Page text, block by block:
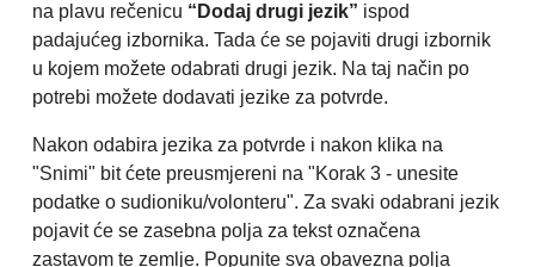
na plavu rečenicu “Dodaj drugi jezik” ispod
padajućeg izbornika. Tada će se pojaviti drugi izbornik
u kojem možete odabrati drugi jezik. Na taj način po
potrebi možete dodavati jezike za potvrde.
Nakon odabira jezika za potvrde i nakon klika na
"Snimi" bit ćete preusmjereni na "Korak 3 - unesite
podatke o sudioniku/volonteru". Za svaki odabrani jezik
pojavit će se zasebna polja za tekst označena
zastavom te zemlje. Popunite sva obavezna polja